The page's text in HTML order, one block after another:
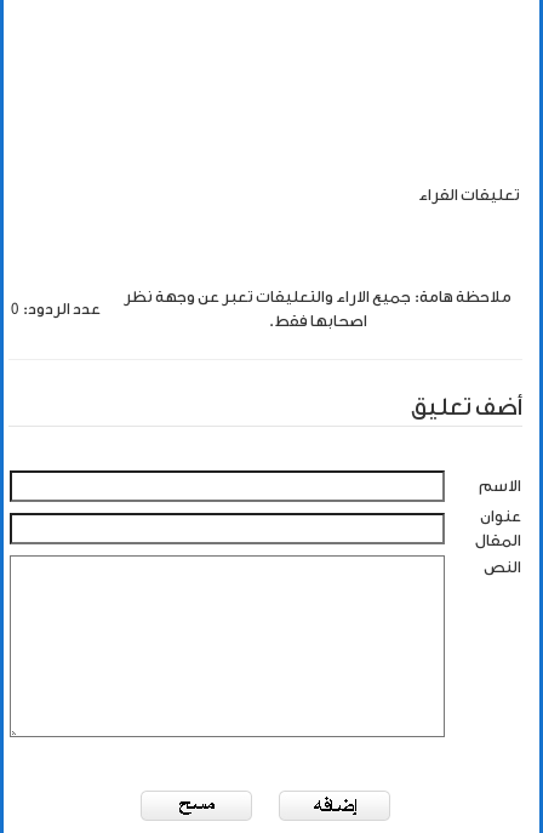
تعليقات القراء
ملاحظة هامة: جميع الاراء والتعليقات تعبر عن وجهة نظر
اصحابها فقط.
عدد الردود: 0
أضف تعليق
الاسم
عنوان
المقال
النص